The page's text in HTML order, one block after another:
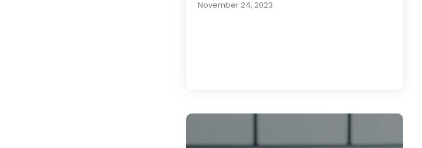
November 24, 2023